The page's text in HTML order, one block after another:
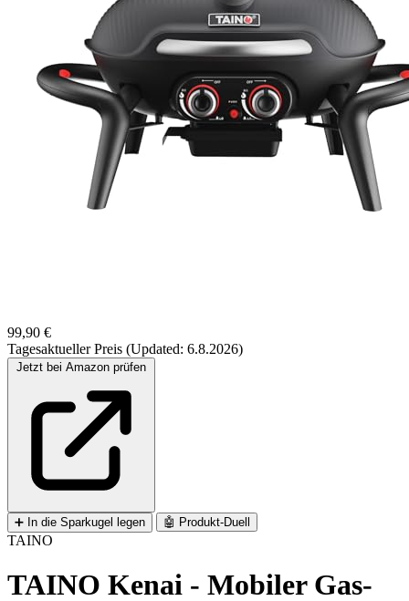
99,90 €
Tagesaktueller Preis (Updated: 6.8.2026)
➕ In die Sparkugel legen 🤖 Produkt-Duell
TAINO
TAINO Kenai - Mobiler Gas-